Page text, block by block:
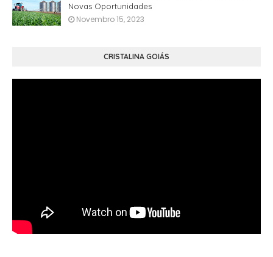
Novas Oportunidades
Novembro 15, 2023
CRISTALINA GOIÁS